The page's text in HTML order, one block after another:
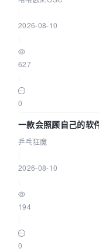
2026-08-10
627
0
一款会照顾自己的软
乒乓狂魔
2026-08-10
194
0